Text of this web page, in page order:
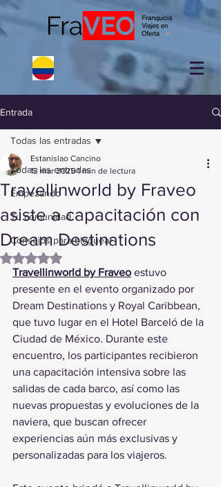
Entrada
Todas las entradas
Empezando
Tu comunidad
Consejos para bloguear
Todas las entradas
Travellinworld by Fraveo
asiste a capacitación con
Dream Destinations
Estanislao Cancino
13 mar 2025 1 min de lectura
Obtuvo NaN de 5 estrellas.
Travellinworld by Fraveo estuvo
presente en el evento organizado por
Dream Destinations y Royal Caribbean,
que tuvo lugar en el Hotel Barceló de la
Ciudad de México. Durante este
encuentro, los participantes recibieron
una capacitación intensiva sobre las
salidas de cada barco, así como las
nuevas propuestas y evoluciones de la
naviera, que buscan ofrecer
experiencias aún más exclusivas y
personalizadas para los viajeros.